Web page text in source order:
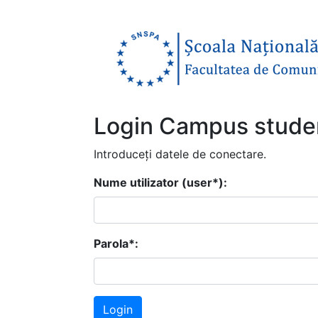
Login Campus
Introduceți datele de conectare.
Nume utilizator (user*):
Parola*: